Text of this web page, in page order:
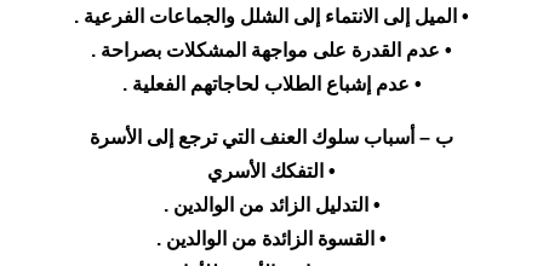
• الميل إلى الانتماء إلى الشلل والجماعات الفرعية .
• عدم القدرة على مواجهة المشكلات بصراحة .
• عدم إشباع الطلاب لحاجاتهم الفعلية .
ب – أسباب سلوك العنف التي ترجع إلى الأسرة
• التفكك الأسري
• التدليل الزائد من الوالدين .
• القسوة الزائدة من الوالدين .